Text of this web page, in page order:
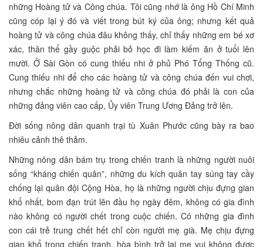
những Hoàng tử và Công chúa. Tôi cũng nhớ là ông Hồ Chí Minh
cũng cóp lại ý đó và viết trong bút ký của ông; nhưng kết quả
hoàng tử và công chúa đâu không thấy, chỉ thấy những em bé xơ
xác, thân thể gầy guộc phải bỏ học đi làm kiếm ăn ở tuổi lên
mười. Ở Sài Gòn có cung thiếu nhi ở phủ Phó Tổng Thống cũ.
Cung thiếu nhi để cho các hoàng tử và công chúa đến vui chơi,
nhưng chắc những hoàng tử và công chúa đó phải là con của
những đảng viên cao cấp, Ủy viên Trung Ương Đảng trở lên.
Đời sống nông dân quanh trại tù Xuân Phước cũng bày ra bao
nhiêu cảnh thê thảm.
Những nông dân bám trụ trong chiến tranh là những người nuôi
sống “kháng chiến quân”, những du kích quân tay súng tay cầy
chống lại quân đội Cộng Hòa, họ là những người chịu đựng gian
khổ nhất, bom đạn trút lên đầu họ ngày đêm, không có gia đình
nào không có người chết trong cuộc chiến. Có những gia đình
con cái trẻ trung chết hết chỉ còn người mẹ già. Mẹ chịu đựng
gian khổ trong chiến tranh, hòa bình trở lại mẹ vui không được